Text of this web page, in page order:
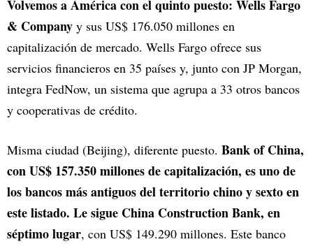
Volvemos a América con el quinto puesto: Wells Fargo
& Company y sus US$ 176.050 millones en
capitalización de mercado. Wells Fargo ofrece sus
servicios financieros en 35 países y, junto con JP Morgan,
integra FedNow, un sistema que agrupa a 33 otros bancos
y cooperativas de crédito.
Misma ciudad (Beijing), diferente puesto. Bank of China,
con US$ 157.350 millones de capitalización, es uno de
los bancos más antiguos del territorio chino y sexto en
este listado. Le sigue China Construction Bank, en
séptimo lugar, con US$ 149.290 millones. Este banco